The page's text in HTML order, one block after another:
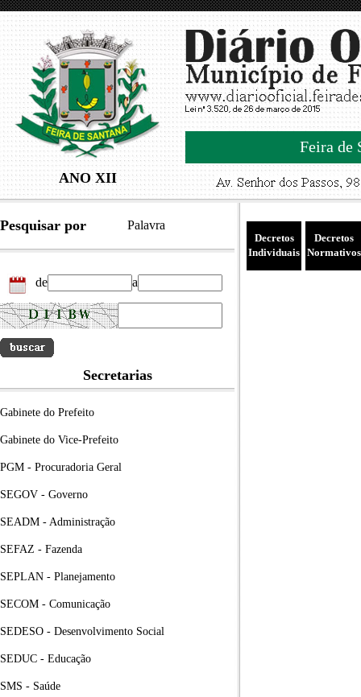
ANO XII
Feira de
Pesquisar por Palavra
de a
Secretarias
Gabinete do Prefeito
Gabinete do Vice-Prefeito
PGM - Procuradoria Geral
SEGOV - Governo
SEADM - Administração
SEFAZ - Fazenda
SEPLAN - Planejamento
SECOM - Comunicação
SEDESO - Desenvolvimento Social
SEDUC - Educação
SMS - Saúde
Decretos
Individuais
Decretos
Normativos